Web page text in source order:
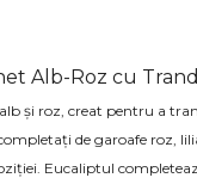
Alb-Roz cu
și roz, creat pentru a
de garoafe roz,
Eucaliptul